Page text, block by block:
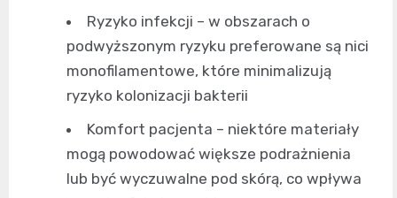
Ryzyko infekcji – w obszarach o
podwyższonym ryzyku preferowane są nici
monofilamentowe, które minimalizują
ryzyko kolonizacji bakterii
Komfort pacjenta – niektóre materiały
mogą powodować większe podrażnienia
lub być wyczuwalne pod skórą, co wpływa